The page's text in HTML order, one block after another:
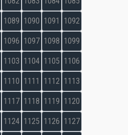
1089 1090 1091 1092
1096 1097 1098 1099
1103 1104 1105 1106
1110 1111 1112 1113
1117 1118 1119 1120
1124 1125 1126 1127